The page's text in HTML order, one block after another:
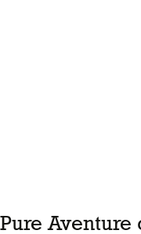
Pure Aventure